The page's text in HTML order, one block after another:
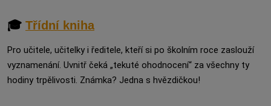
🎓 Třídní kniha
Pro učitele, učitelky i ředitele, kteří si po školním roce zaslouží
vyznamenání. Uvnitř čeká „tekuté ohodnocení“ za všechny ty
hodiny trpělivosti. Známka? Jedna s hvězdičkou!